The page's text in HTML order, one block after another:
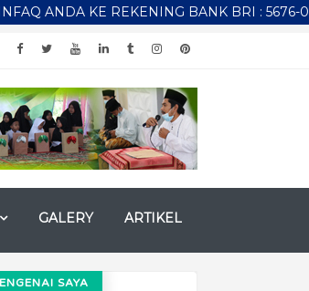
KE REKENING BANK BRI : 5676-01-
GALERY ARTIKEL
SAYA